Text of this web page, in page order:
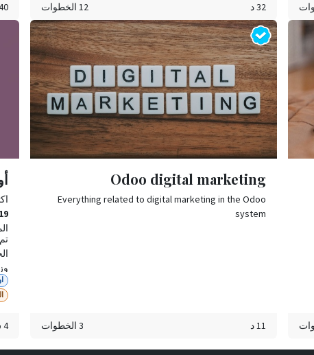
عند الانتهاء من إنجاز المشروع يمكن أرشفته بكل سهولة.
32 د 12 الخطوات 40
Odoo digital marketing
Everything related to digital marketing in the Odoo
system
11 د 3 الخطوات 4 س 41 د